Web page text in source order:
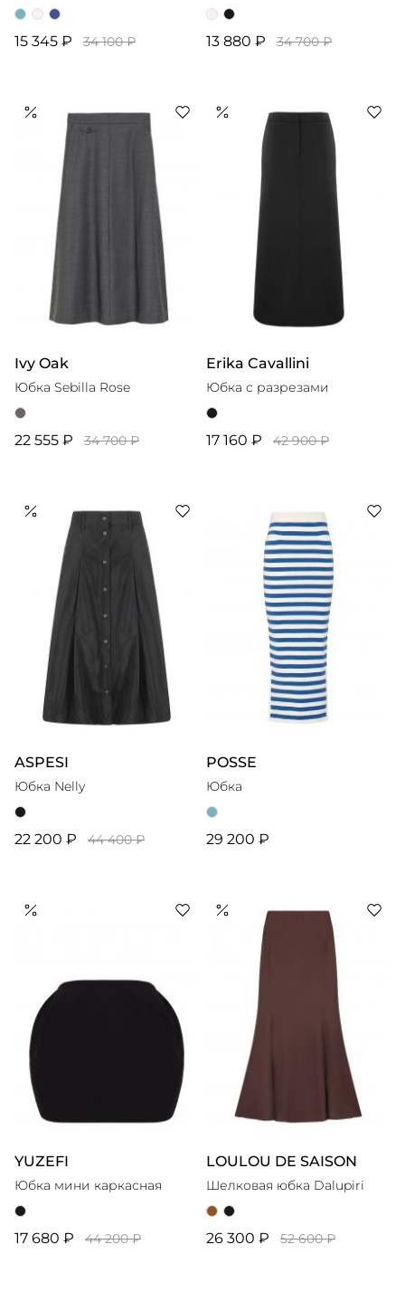
15 345 ₽ 34 100 ₽ 13 880 ₽ 34 700 ₽
Ivy Oak
Юбка Sebilla Rose
22 555 ₽ 34 700 ₽
Erika Cavallini
Юбка с разрезами
17 160 ₽ 42 900 ₽
ASPESI
Юбка Nelly
22 200 ₽ 44 400 ₽
POSSE
Юбка
29 200 ₽
YUZEFI
Юбка мини каркасная
17 680 ₽ 44 200 ₽
LOULOU DE SAISON
Шелковая юбка Dalupiri
26 300 ₽ 52 600 ₽